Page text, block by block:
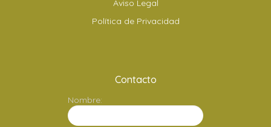
Aviso Legal
Política de Privacidad
Contacto
Nombre: